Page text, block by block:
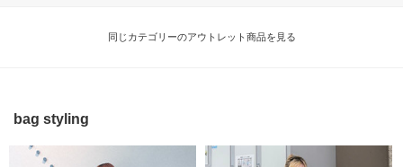
同じカテゴリーのアウトレット商品を見る
bag styling